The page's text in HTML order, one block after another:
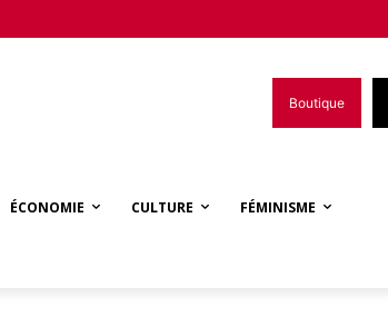
Boutique
ÉCONOMIE CULTURE FÉMINISME